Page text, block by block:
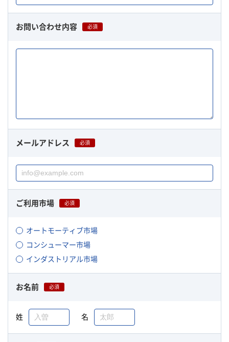
お問い合わせ内容 必須
メールアドレス 必須
ご利用市場 必須
オートモーティブ市場
コンシューマー市場
インダストリアル市場
お名前 必須
姓 名